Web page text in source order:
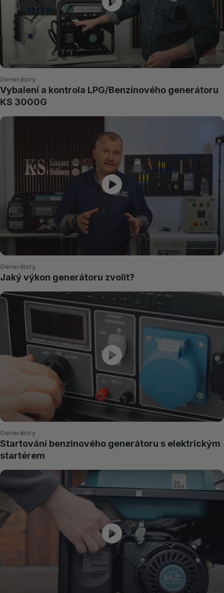
Generátory
Vybalení a kontrola LPG/Benzínového generátoru
KS 3000G
Generátory
Jaký výkon generátoru zvolit?
Generátory
Startování benzinového generátoru s elektrickým
startérem